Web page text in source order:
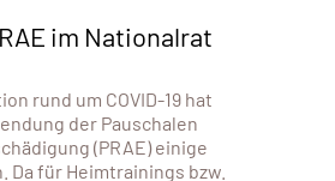
im Nationalrat
rund um COVID-19 hat
der Pauschalen
(PRAE) einige
Da für Heimtrainings bzw.